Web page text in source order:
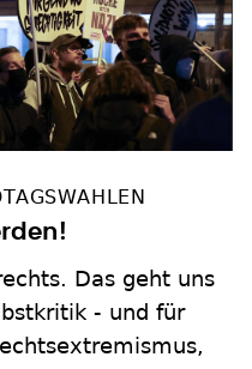
Das geht uns
- und für